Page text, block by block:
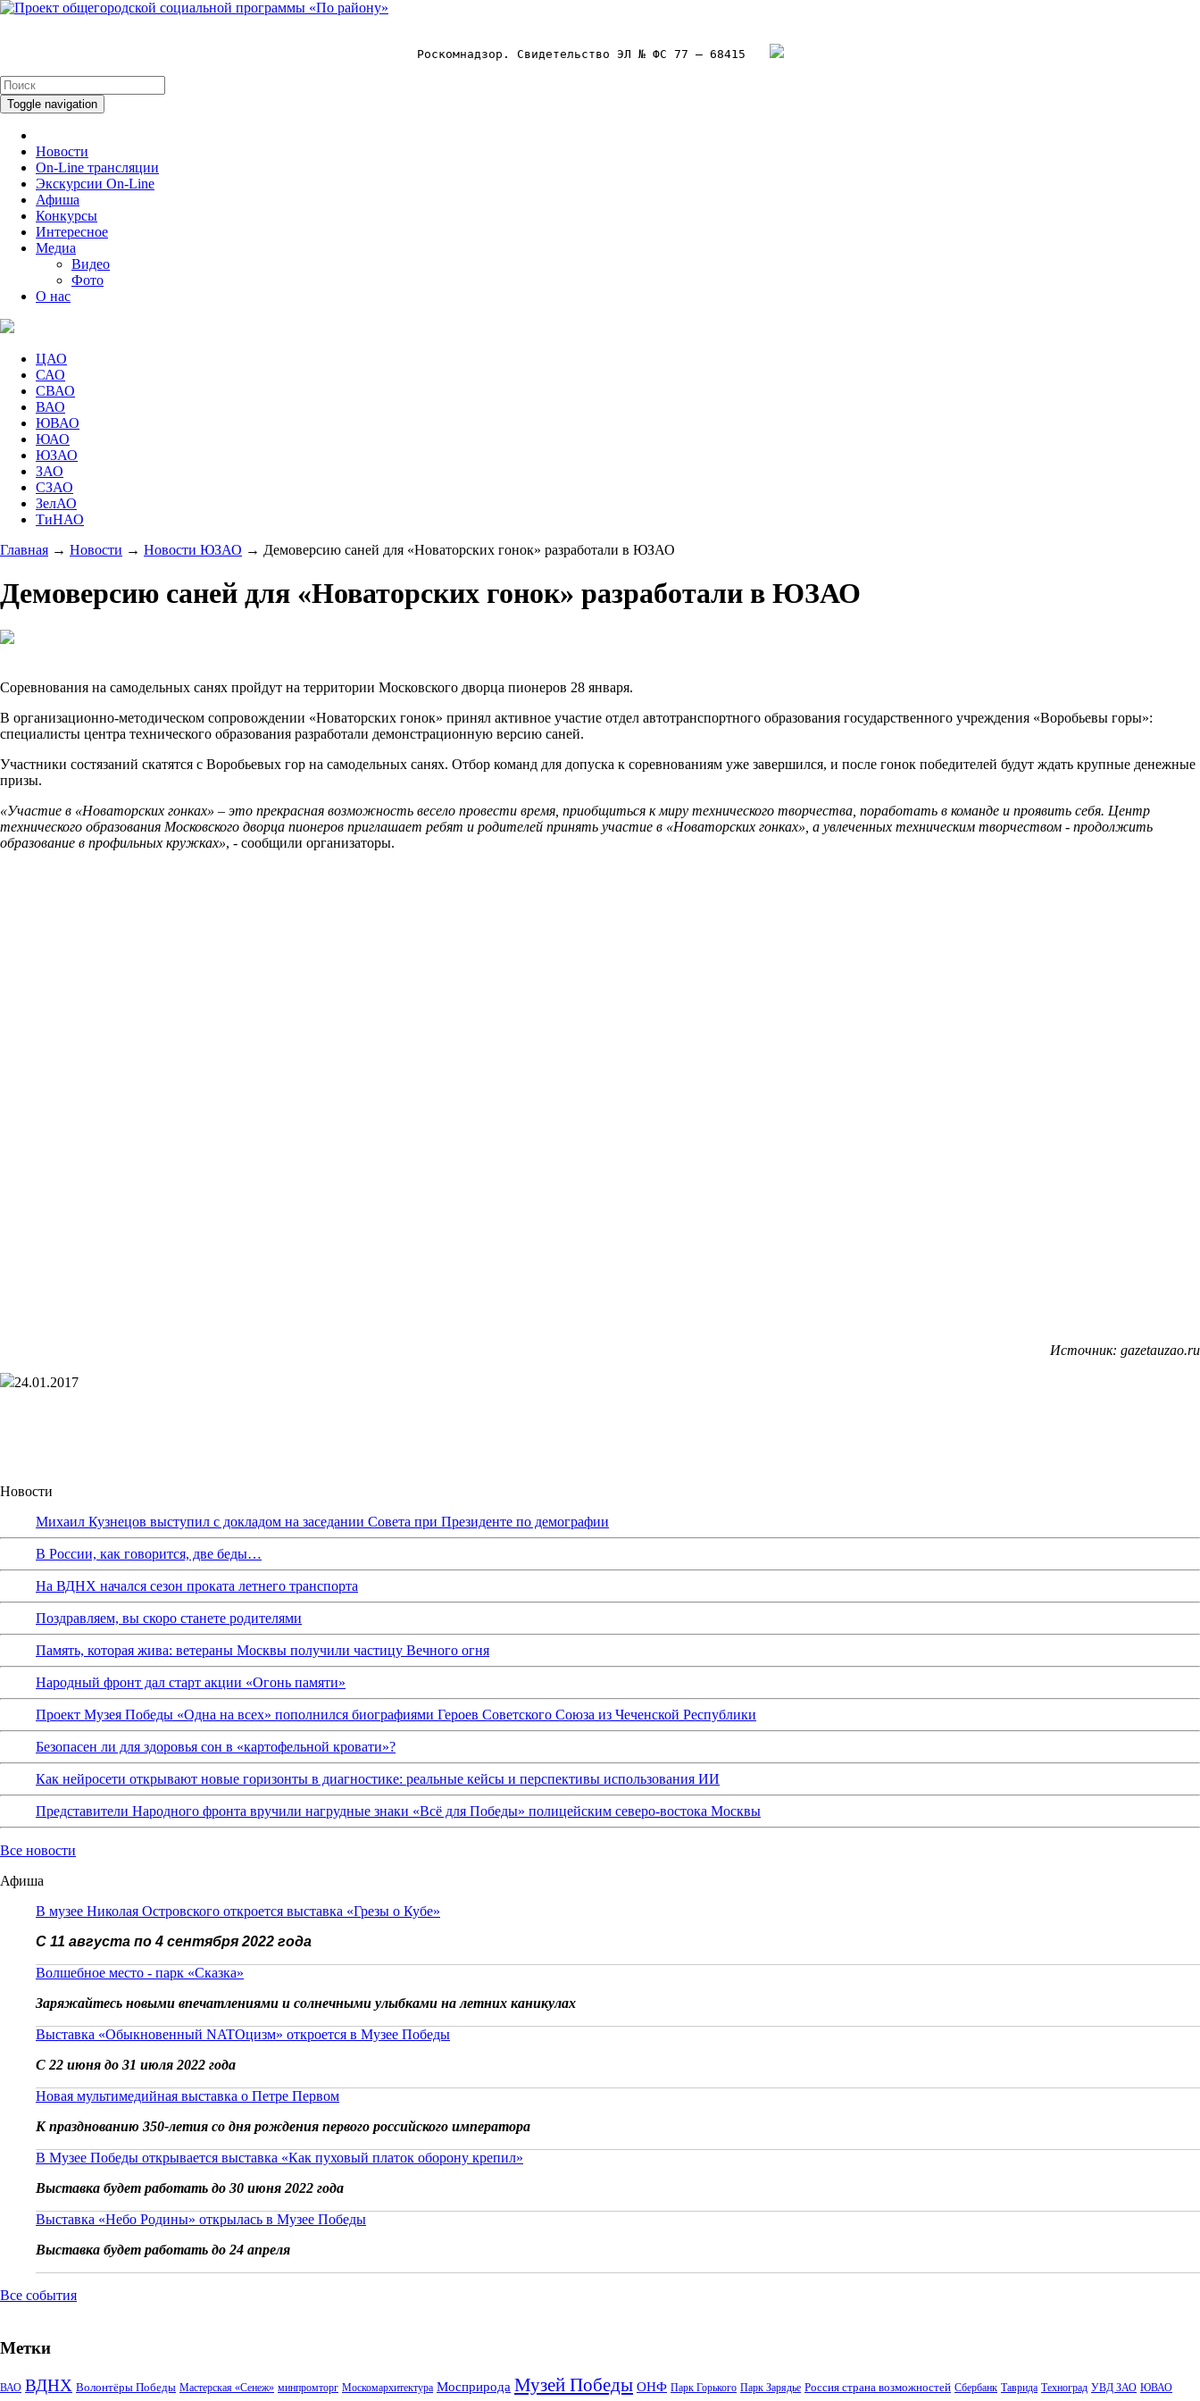
Роскомнадзор. Свидетельство ЭЛ № ФС 77 – 68415
Toggle navigation
Новости
On-Line трансляции
Экскурсии On-Line
Афиша
Конкурсы
Интересное
Медиа
Видео
Фото
О нас
ЦАО
САО
СВАО
ВАО
ЮВАО
ЮАО
ЮЗАО
ЗАО
СЗАО
ЗелАО
ТиНАО
Главная → Новости → Новости ЮЗАО → Демоверсию саней для «Новаторских гонок» разработали в ЮЗАО
Демоверсию саней для «Новаторских гонок» разработали в ЮЗАО
Соревнования на самодельных санях пройдут на территории Московского дворца пионеров 28 января.
В организационно-методическом сопровождении «Новаторских гонок» принял активное участие отдел автотранспортного образования государственного учреждения «Воробьевы горы»:
специалисты центра технического образования разработали демонстрационную версию саней.
Участники состязаний скатятся с Воробьевых гор на самодельных санях. Отбор команд для допуска к соревнованиям уже завершился, и после гонок победителей будут ждать крупные денежные
призы.
«Участие в «Новаторских гонках» – это прекрасная возможность весело провести время, приобщиться к миру технического творчества, поработать в команде и проявить себя. Центр
технического образования Московского дворца пионеров приглашает ребят и родителей принять участие в «Новаторских гонках», а увлеченных техническим творчеством - продолжить
образование в профильных кружках», - сообщили организаторы.
Источник: gazetauzao.ru
24.01.2017
Новости
Михаил Кузнецов выступил с докладом на заседании Совета при Президенте по демографии
В России, как говорится, две беды…
На ВДНХ начался сезон проката летнего транспорта
Поздравляем, вы скоро станете родителями
Память, которая жива: ветераны Москвы получили частицу Вечного огня
Народный фронт дал старт акции «Огонь памяти»
Проект Музея Победы «Одна на всех» пополнился биографиями Героев Советского Союза из Чеченской Республики
Безопасен ли для здоровья сон в «картофельной кровати»?
Как нейросети открывают новые горизонты в диагностике: реальные кейсы и перспективы использования ИИ
Представители Народного фронта вручили нагрудные знаки «Всё для Победы» полицейским северо-востока Москвы
Все новости
Афиша
В музее Николая Островского откроется выставка «Грезы о Кубе»
С 11 августа по 4 сентября 2022 года
Волшебное место - парк «Сказка»
Заряжайтесь новыми впечатлениями и солнечными улыбками на летних каникулах
Выставка «Обыкновенный NATOцизм» откроется в Музее Победы
С 22 июня до 31 июля 2022 года
Новая мультимедийная выставка о Петре Первом
К празднованию 350-летия со дня рождения первого российского императора
В Музее Победы открывается выставка «Как пуховый платок оборону крепил»
Выставка будет работать до 30 июня 2022 года
Выставка «Небо Родины» открылась в Музее Победы
Выставка будет работать до 24 апреля
Все события
Метки
ВАО ВДНХ Волонтёры Победы Мастерская «Сенеж» минпромторг Москомархитектура Мосприрода Музей Победы ОНФ Парк Горького Парк Зарядье Россия страна возможностей Сбербанк Таврида Техноград УВД ЗАО ЮВАО